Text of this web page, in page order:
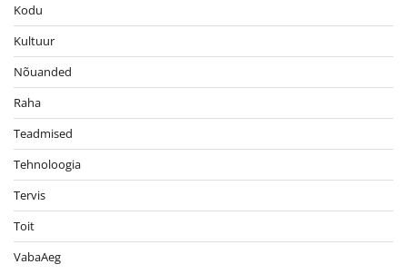
Kodu
Kultuur
Nõuanded
Raha
Teadmised
Tehnoloogia
Tervis
Toit
VabaAeg